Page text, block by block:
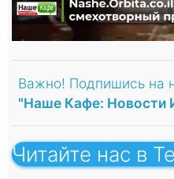
Важно! Подпишись на
"Наше Кафе: Новости
Читайте нас в